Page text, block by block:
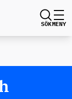
SÖKMENY